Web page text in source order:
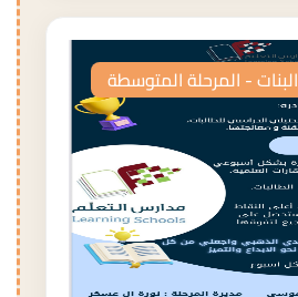
البنات - المرحلة المتوسطة